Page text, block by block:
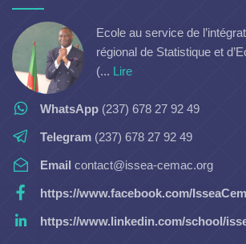
Ecole au service de
régional de Statistique et
(... Lire
WhatsApp (237) 678 27 92 49
Telegram (237) 678 27 92 49
Email contact@issea-cemac.org
https://www.facebook.com/
https://www.linkedin.com/school/